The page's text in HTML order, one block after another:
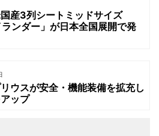
国産3列シートミッドサイズ
ンダー」が日本全国展開で発
リウスが安全・機能装備を拡充し
ップ